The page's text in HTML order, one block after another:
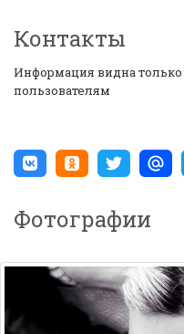
Контакты
Информация видна только
пользователям
Фотографии